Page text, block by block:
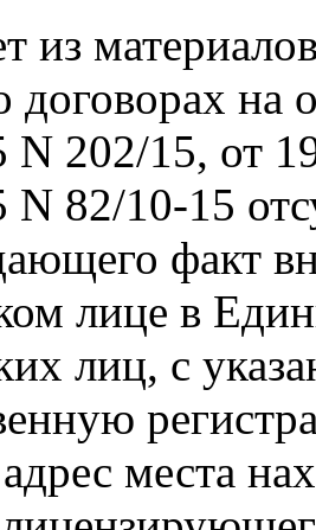
из
на
N 202/15, от
N 82/10-15
факт
лице в
лиц, с
места